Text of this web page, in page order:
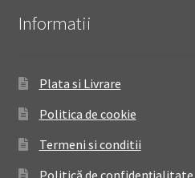
Informatii
Plata si Livrare
Politica de cookie
Termeni si conditii
Politică de confidențialitate